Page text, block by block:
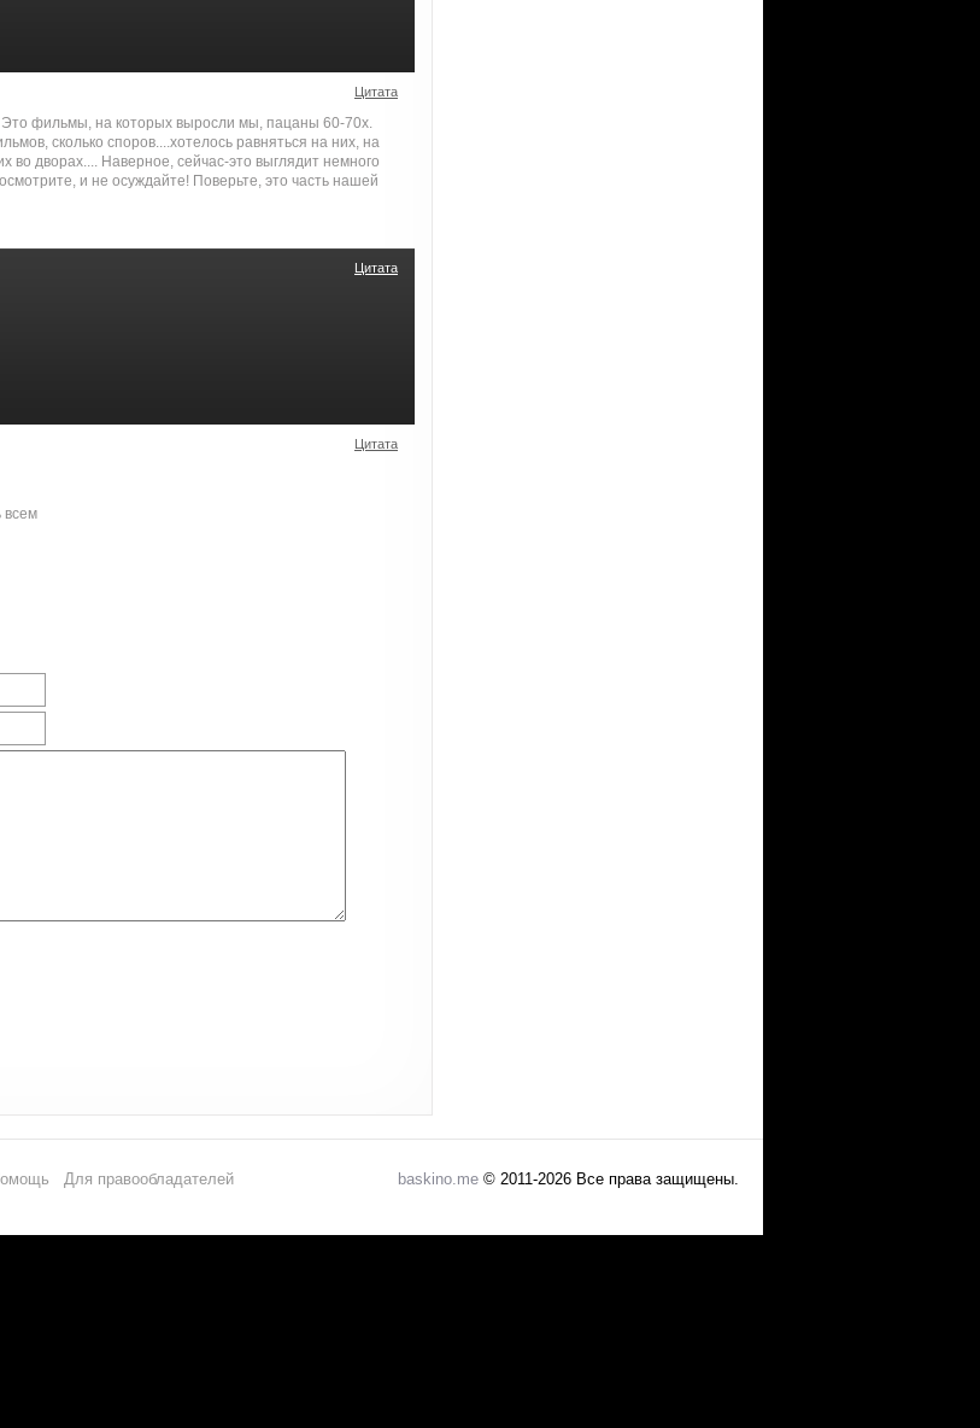
Цитата
фильмы, на которых выросли мы, пацаны 60-70х.
сколько споров....хотелось равняться на них, на
во дворах.... Наверное, сейчас-это выглядит немного
и не осуждайте! Поверьте, это часть нашей
Цитата
Цитата
всем
Для правообладателей baskino.me © 2011-2026 Все права защищены.